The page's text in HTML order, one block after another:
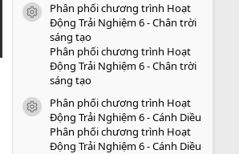
icon tài liệu
Phân phối chương trình Hoạt
Động Trải Nghiệm 6 - Chân trời
sáng tạo
Phân phối chương trình Hoạt
Động Trải Nghiệm 6 - Chân trời
sáng tạo
icon tài liệu
Phân phối chương trình Hoạt
Động Trải Nghiệm 6 - Cánh Diều
Phân phối chương trình Hoạt
Động Trải Nghiệm 6 - Cánh Diều